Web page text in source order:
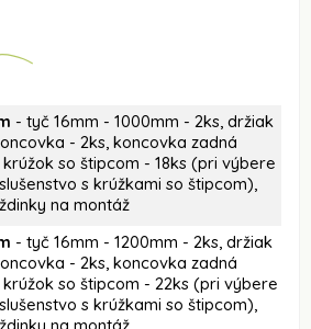
- tyč 16mm - 1000mm - 2ks, držiak
- 2ks, koncovka zadná
krúžok so štipcom - 18ks (pri výbere
s krúžkami so štipcom),
na montáž
- tyč 16mm - 1200mm - 2ks, držiak
- 2ks, koncovka zadná
krúžok so štipcom - 22ks (pri výbere
s krúžkami so štipcom),